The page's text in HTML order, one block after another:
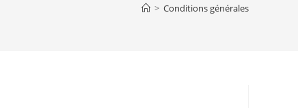
> Conditions générales